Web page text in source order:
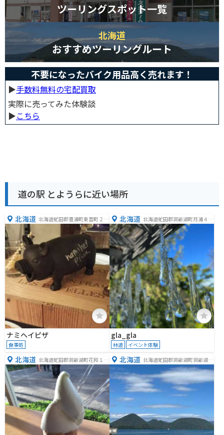
ツーリングスポット一覧
北海道
おすすめツーリングルート
不要になったバイク用品高く売れます！
▶︎手数料無料の宅配買取
実際に売ってみた体験談
▶︎こちら
道の駅 とようらに近い場所
北海道 北海道虻田郡豊浦町東雲町２８
ナミヘイピザ
食事処
北海道 北海道虻田郡洞爺湖町月浦４４
−５１７
gla_gla
林道 イベント体験
北海道 北海道虻田郡洞爺湖町花和１２
７
北海道 北海道虻田郡洞爺湖町洞爺湖温